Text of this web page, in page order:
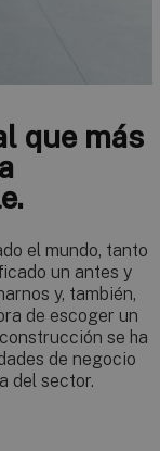
que más
el mundo, tanto
un antes y
y, también,
de escoger un
se ha
de negocio
del sector.